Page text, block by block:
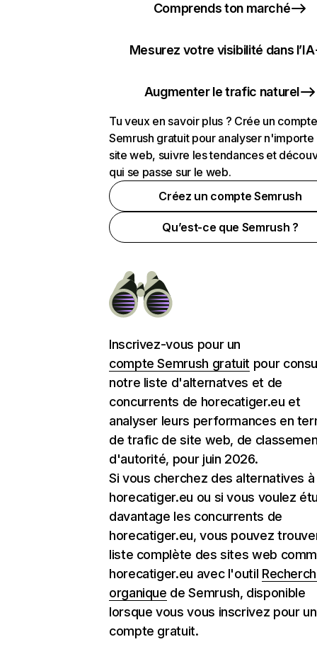
Comprends ton marché
Mesurez votre visibilité dans l’IA
Augmenter le trafic naturel
Tu veux en savoir plus ? Crée un compte
Semrush gratuit pour analyser n'importe
site web, suivre les tendances et
qui se passe sur le web.
Créez un compte Semrush
Qu’est-ce que Semrush ?
Inscrivez-vous pour un
compte Semrush gratuit pour
notre liste d'alternatves et de
concurrents de horecatiger.eu et
analyser leurs performances en
de trafic de site web, de
d'autorité, pour juin 2026.
Si vous cherchez des alternatives à
horecatiger.eu ou si vous voulez
davantage les concurrents de
horecatiger.eu, vous pouvez
liste complète des sites web
horecatiger.eu avec l'outil
organique de Semrush, disponible
lorsque vous vous inscrivez pour un
compte gratuit.